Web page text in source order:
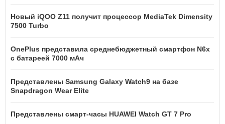
Новый iQOO Z11 получит процессор MediaTek Dimensity
7500 Turbo
OnePlus представила среднебюджетный смартфон N6x
с батареей 7000 мАч
Представлены Samsung Galaxy Watch9 на базе
Snapdragon Wear Elite
Представлены смарт-часы HUAWEI Watch GT 7 Pro